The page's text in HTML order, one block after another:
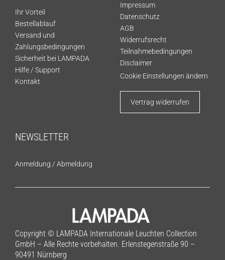
Ihr Vorteil
Bestellablauf
Versand und
Zahlungsbedingungen
Sicherheit bei LAMPADA
Hilfe / Support
Kontakt
Impressum
Datenschutz
AGB
Widerrufsrecht
Teilnahmebedingungen
Disclaimer
Cookie Einstellungen ändern
Vertrag widerrufen
NEWSLETTER
Anmeldung / Abmeldung
Copyright © LAMPADA Internationale Leuchten Collection
GmbH – Alle Rechte vorbehalten. Erlenstegenstraße 90 –
90491 Nürnberg